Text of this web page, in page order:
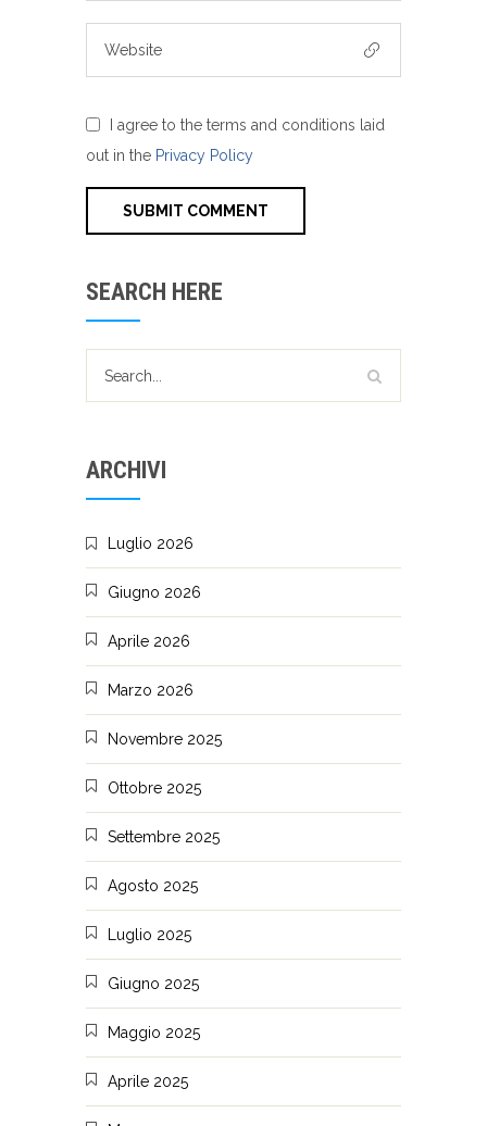
I agree to the terms and conditions laid
out in the Privacy Policy
SEARCH HERE
ARCHIVI
Luglio 2026
Giugno 2026
Aprile 2026
Marzo 2026
Novembre 2025
Ottobre 2025
Settembre 2025
Agosto 2025
Luglio 2025
Giugno 2025
Maggio 2025
Aprile 2025